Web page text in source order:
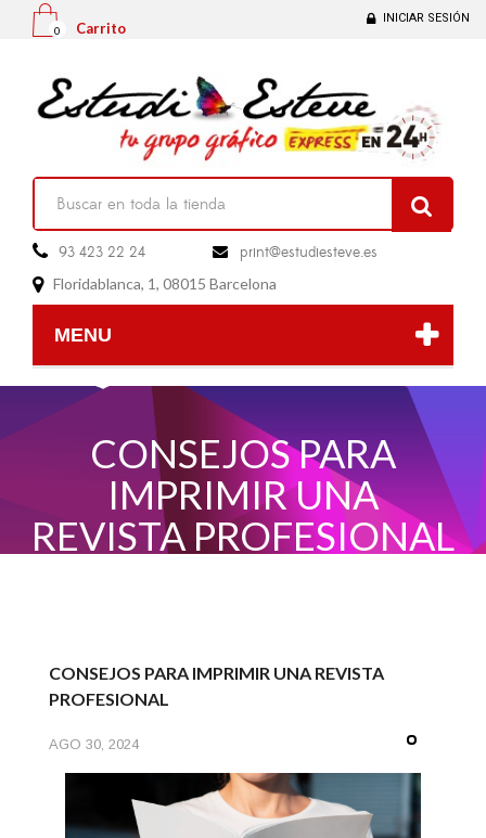
INICIAR SESIÓN
0 Carrito
 93 423 22 24 
print@estudiesteve.es
 Floridablanca, 1, 08015 Barcelona
MENU
CONSEJOS PARA
IMPRIMIR UNA
REVISTA PROFESIONAL
CONSEJOS PARA IMPRIMIR UNA REVISTA
PROFESIONAL
AGO 30, 2024